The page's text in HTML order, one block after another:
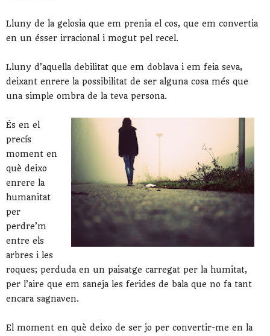
Lluny de la gelosia que em prenia el cos, que em convertia
en un ésser irracional i mogut pel recel.
Lluny d’aquella debilitat que em doblava i em feia seva,
deixant enrere la possibilitat de ser alguna cosa més que
una simple ombra de la teva persona.
És en el
precís
moment en
què deixo
enrere la
humanitat
per
perdre’m
entre els
arbres i les
roques; perduda en un paisatge carregat per la humitat,
per l’aire que em saneja les ferides de bala que no fa tant
encara sagnaven.
El moment en què deixo de ser jo per convertir-me en la